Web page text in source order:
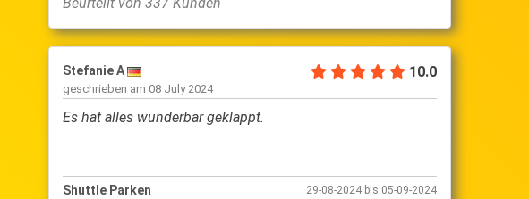
Stefanie A
geschrieben am 08 July 2024
10.0
Es hat alles wunderbar geklappt.
Shuttle Parken 29-08-2024 bis 05-09-2024